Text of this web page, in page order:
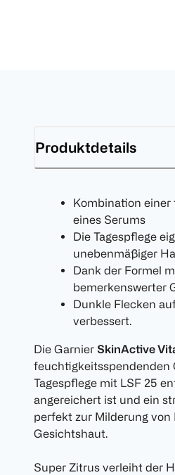
Produktdetails
Kombination einer
eines Serums
Die Tagespflege
unebenmäßiger
Dank der Formel
bemerkenswerter
Dunkle Flecken
verbessert.
Die Garnier SkinActive
feuchtigkeitsspendenden
Tagespflege mit LSF 25
angereichert ist und ein
perfekt zur Milderung
Gesichtshaut.
Super Zitrus verleiht der